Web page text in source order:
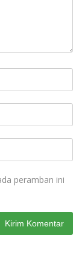
peramban ini